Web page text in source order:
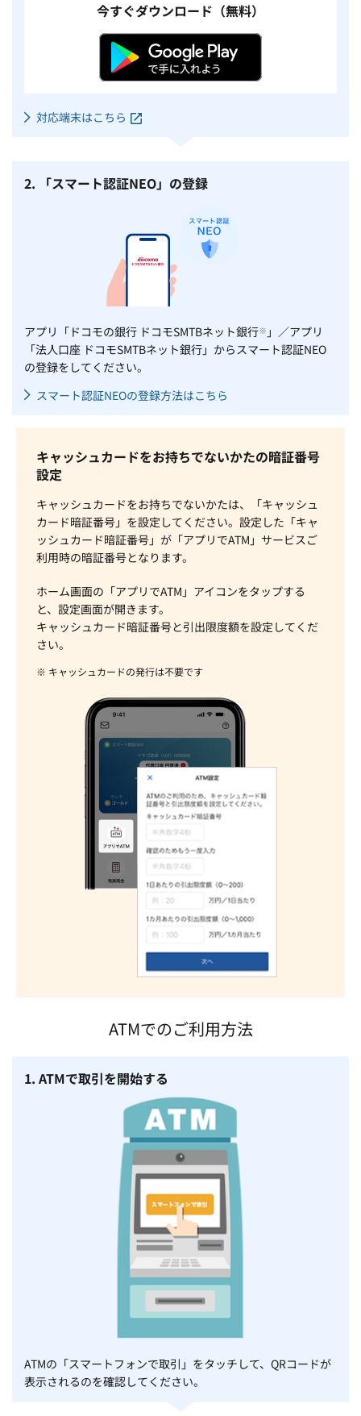
今すぐダウンロード（無料）
対応端末はこちら
2. 「スマート認証NEO」の登録
アプリ「ドコモの銀行 ドコモSMTBネット銀行※ 」／アプリ
「法人口座 ドコモSMTBネット銀行」からスマート認証NEO
の登録をしてください。
スマート認証NEOの登録方法はこちら
キャッシュカードをお持ちでないかたの暗証番号
設定
キャッシュカードをお持ちでないかたは、「キャッシュ
カード暗証番号」を設定してください。設定した「キャ
ッシュカード暗証番号」が「アプリでATM」サービスご
利用時の暗証番号となります。
ホーム画面の「アプリでATM」アイコンをタップする
と、設定画面が開きます。
キャッシュカード暗証番号と引出限度額を設定してくだ
さい。
※ キャッシュカードの発行は不要です
ATMでのご利用方法
1. ATMで取引を開始する
ATMの「スマートフォンで取引」をタッチして、QRコードが
表示されるのを確認してください。